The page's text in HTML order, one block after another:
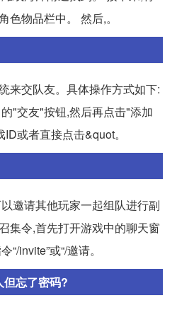
色物品栏中。 然后,。
来交队友。具体操作方式如下:
"交友"按钮,然后再点击"添加
或者直接点击&quot。
邀请其他玩家一起组队进行副
集令,首先打开游戏中的聊天窗
invite”或“/邀请。
但忘了密码?